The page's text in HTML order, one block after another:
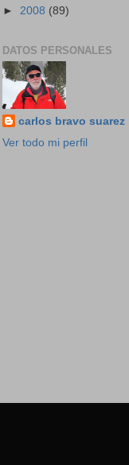
► 2008 (89)
DATOS PERSONALES
carlos bravo suarez
Ver todo mi perfil